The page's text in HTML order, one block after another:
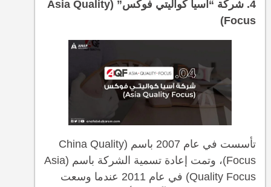
4. شركة “آسيا كواليتي فوكس” (Asia Quality
Focus)
تأسست في عام 2007 باسم (China Quality
Focus)، وتمت إعادة تسمية الشركة باسم (Asia
Quality Focus) في عام 2011 عندما وسعت